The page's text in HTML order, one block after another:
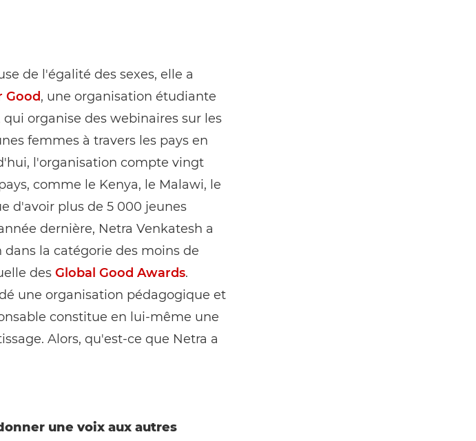
de l'égalité des sexes, elle a
Good, une organisation étudiante
organise des webinaires sur les
femmes à travers les pays en
l'organisation compte vingt
comme le Kenya, le Malawi, le
d'avoir plus de 5 000 jeunes
dernière, Netra Venkatesh a
la catégorie des moins de
des Global Good Awards.
une organisation pédagogique et
constitue en lui-même une
Alors, qu'est-ce que Netra a
une voix aux autres